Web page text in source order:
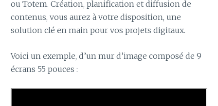
ou Totem. Création, planification et diffusion de
contenus, vous aurez à votre disposition, une
solution clé en main pour vos projets digitaux.
Voici un exemple, d’un mur d’image composé de 9
écrans 55 pouces :